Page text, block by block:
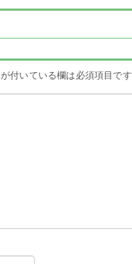
が付いている欄は必須項目です